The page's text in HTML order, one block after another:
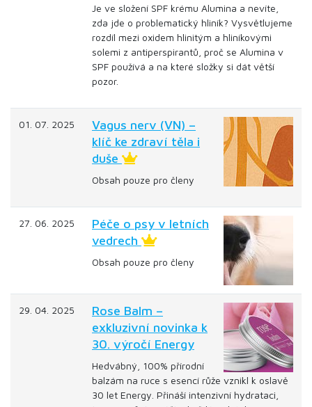
Je ve složení SPF krému Alumina a nevíte,
zda jde o problematický hliník? Vysvětlujeme
rozdíl mezi oxidem hlinitým a hliníkovými
solemi z antiperspirantů, proč se Alumina v
SPF používá a na které složky si dát větší
pozor.
01. 07. 2025
Vagus nerv (VN) –
klíč ke zdraví těla i
duše
Obsah pouze pro členy
27. 06. 2025
Péče o psy v letních
vedrech
Obsah pouze pro členy
29. 04. 2025
Rose Balm –
exkluzivní novinka k
30. výročí Energy
Hedvábný, 100% přírodní
balzám na ruce s esencí růže vznikl k oslavě
30 let Energy. Přináší intenzivní hydrataci,